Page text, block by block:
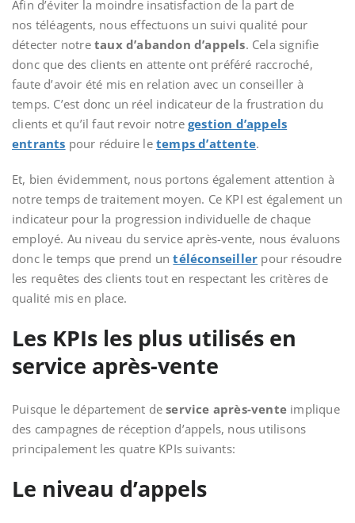
Afin d’éviter la moindre insatisfaction de la part de
nos téléagents, nous effectuons un suivi qualité pour
détecter notretaux d’abandon d’appels. Cela signifie
donc que des clients en attente ont préféré raccroché,
faute d’avoir été mis en relation avec un conseiller à
temps. C’est donc un réel indicateur de la frustration du
clients et qu’il faut revoir notre gestion d’appels
entrants pour réduire letemps d’attente.
Et, bien évidemment, nous portons également attention à
notre temps de traitement moyen. Ce KPI est également un
indicateur pour la progression individuelle de chaque
employé. Au niveau du service après-vente, nous évaluons
donc le temps que prend untéléconseiller pour résoudre
les requêtes des clients tout en respectant les critères de
qualité mis en place.
Les KPIs les plus utilisés en
service après-vente
Puisque le département deservice après-vente implique
des campagnes de réception d’appels, nous utilisons
principalement les quatre KPIs suivants:
Le niveau d’appels